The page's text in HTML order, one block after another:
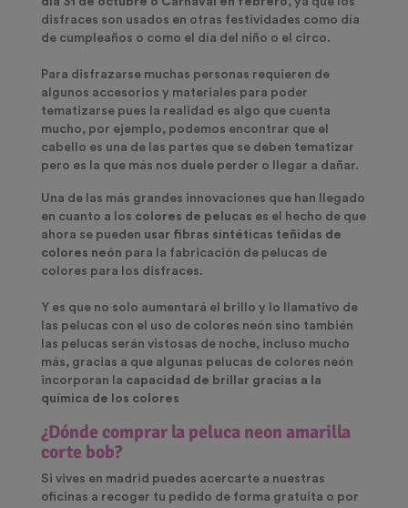
disfraces son usados en otras festividades como día
de cumpleaños o como el día del niño o el circo.
Para disfrazarse muchas personas requieren de
algunos accesorios y materiales para poder
tematizarse pues la realidad es algo que cuenta
mucho, por ejemplo, podemos encontrar que el
cabello es una de las partes que se deben tematizar
pero es la que más nos duele perder o llegar a dañar.
Una de las más grandes innovaciones que han llegado
en cuanto a los colores de pelucas es el hecho de que
ahora se pueden usar fibras sintéticas teñidas de
colores neón para la fabricación de pelucas de
colores para los disfraces.
Y es que no solo aumentará el brillo y lo llamativo de
las pelucas con el uso de colores neón sino también
las pelucas serán vistosas de noche, incluso mucho
más, gracias a que algunas pelucas de colores neón
incorporan la capacidad de brillar gracias a la
química de los colores
¿Dónde comprar la peluca neon amarilla
corte bob?
Si vives en madrid puedes acercarte a nuestras
oficinas a recoger tu pedido de forma gratuita o por